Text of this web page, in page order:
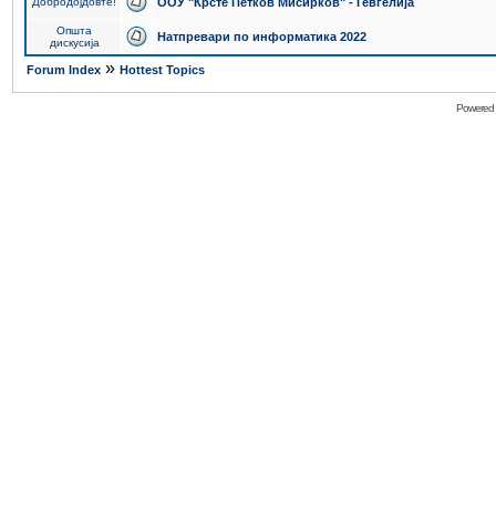
Општа
дискусија
Натпревари по информатика 2022
Forum Index » Hottest Topics